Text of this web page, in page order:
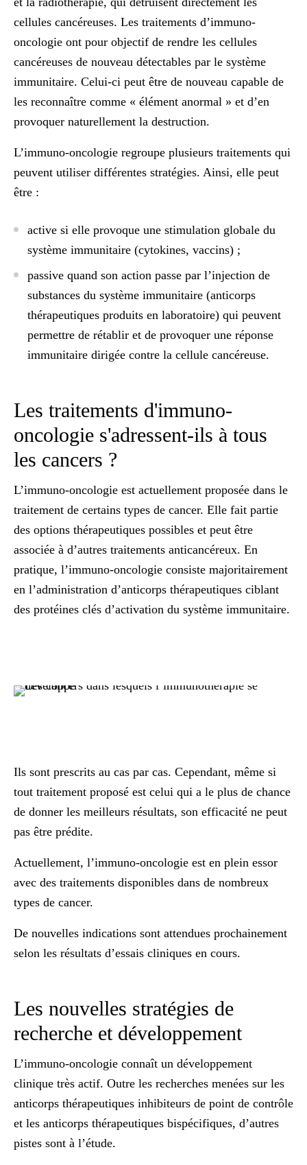
cellules cancéreuses. Les traitements d’immuno-
oncologie ont pour objectif de rendre les cellules
cancéreuses de nouveau détectables par le système
immunitaire. Celui-ci peut être de nouveau capable de
les reconnaître comme « élément anormal » et d’en
provoquer naturellement la destruction.
L’immuno-oncologie regroupe plusieurs traitements qui
peuvent utiliser différentes stratégies. Ainsi, elle peut
être :
active si elle provoque une stimulation globale du
système immunitaire (cytokines, vaccins) ;
passive quand son action passe par l’injection de
substances du système immunitaire (anticorps
thérapeutiques produits en laboratoire) qui peuvent
permettre de rétablir et de provoquer une réponse
immunitaire dirigée contre la cellule cancéreuse.
Les traitements d'immuno-
oncologie s'adressent-ils à tous
les cancers ?
L’immuno-oncologie est actuellement proposée dans le
traitement de certains types de cancer. Elle fait partie
des options thérapeutiques possibles et peut être
associée à d’autres traitements anticancéreux. En
pratique, l’immuno-oncologie consiste majoritairement
en l’administration d’anticorps thérapeutiques ciblant
des protéines clés d’activation du système immunitaire.
Ils sont prescrits au cas par cas. Cependant, même si
tout traitement proposé est celui qui a le plus de chance
de donner les meilleurs résultats, son efficacité ne peut
pas être prédite.
Actuellement, l’immuno-oncologie est en plein essor
avec des traitements disponibles dans de nombreux
types de cancer.
De nouvelles indications sont attendues prochainement
selon les résultats d’essais cliniques en cours.
Les nouvelles stratégies de
recherche et développement
L’immuno-oncologie connaît un développement
clinique très actif. Outre les recherches menées sur les
anticorps thérapeutiques inhibiteurs de point de contrôle
et les anticorps thérapeutiques bispécifiques, d’autres
pistes sont à l’étude.